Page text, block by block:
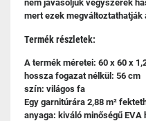
nem javasoljuk vegyszerek
mert ezek megváltoztathatják
Termék részletek:
A termék méretei: 60 x 60 x
hossza fogazat nélkül: 56 cm
szín: világos fa
Egy garnitúrára 2,88 m²
anyaga: kiváló minőségű EVA